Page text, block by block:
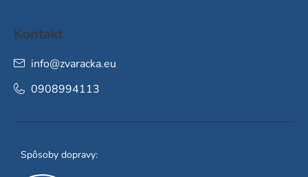
Kontakt
info@zvaracka.eu
0908994113
Spôsoby dopravy: